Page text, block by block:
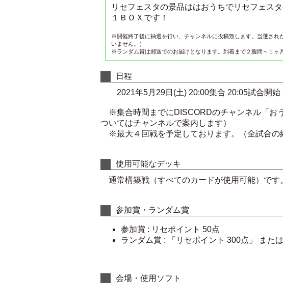
リセフェスタの景品ははおうちでリセフェス
１ＢＯＸです！
※開催終了後に抽選を行い、チャンネルに投稿致します。当選さ
いません。）
※ランダム賞は郵送でのお届けとなります。到着まで２週間～１ヶ
日程
2021年5月29日(土) 20:00集合 20:05試合開始
※集合時間までにDISCORDのチャンネル「お
ついてはチャンネルで案内します）
※最大４回戦を予定しております。（全試合の
使用可能なデッキ
通常構築戦（すべてのカードが使用可能）です
参加賞・ランダム賞
参加賞 : リセポイント 50点
ランダム賞 : 「リセポイント 300点」 また
会場・使用ソフト